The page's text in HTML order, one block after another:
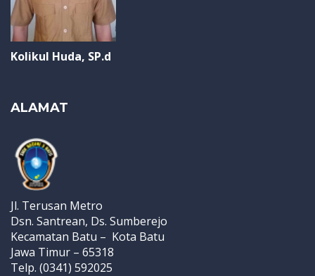
Kolikul Huda, SP.d
ALAMAT
Jl. Terusan Metro
Dsn. Santrean, Ds. Sumberejo
Kecamatan Batu – Kota Batu
Jawa Timur – 65318
Telp. (0341) 592025